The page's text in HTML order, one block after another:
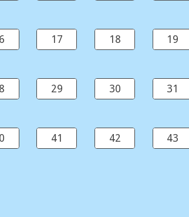
17 18 19
29 30 31
41 42 43